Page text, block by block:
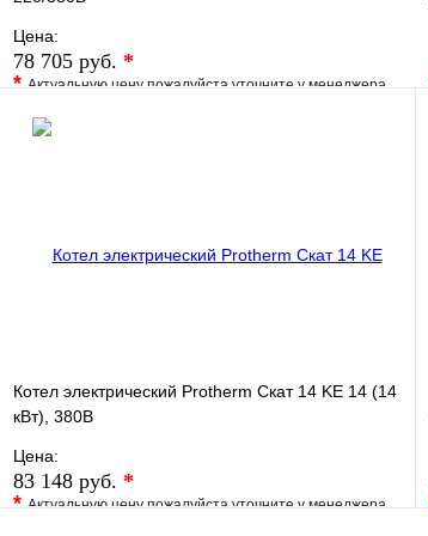
Цена:
78 705 руб. *
*Актуальную цену пожалуйста уточните у менеджера
В избранное
Котел электрический Protherm Скат 14 KE 14 (14
кВт), 380В
Цена:
83 148 руб. *
*Актуальную цену пожалуйста уточните у менеджера